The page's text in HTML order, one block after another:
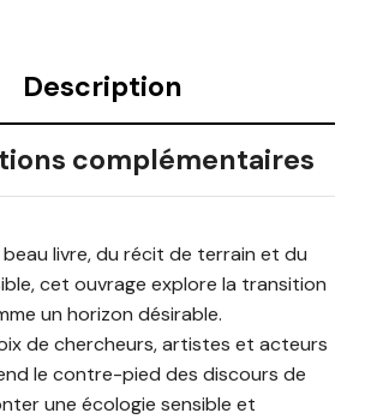
Description
complémentaires
livre, du récit de terrain et du
cet ouvrage explore la transition
un horizon désirable.
de chercheurs, artistes et acteurs
le contre-pied des discours de
une écologie sensible et